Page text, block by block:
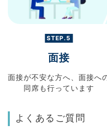
STEP.5
面接
面接が不安な方へ、 面接へ
同席も行っています
よくあるご質問